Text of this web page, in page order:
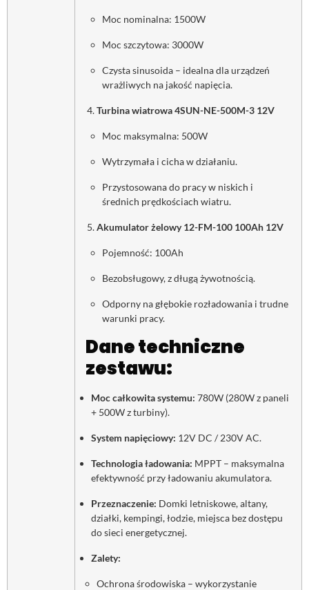
Moc nominalna: 1500W
Moc szczytowa: 3000W
Czysta sinusoida – idealna dla urządzeń
wrażliwych na jakość napięcia.
Turbina wiatrowa 4SUN-NE-500M-3 12V
Moc maksymalna: 500W
Wytrzymała i cicha w działaniu.
Przystosowana do pracy w niskich i
średnich prędkościach wiatru.
Akumulator żelowy 12-FM-100 100Ah 12V
Pojemność: 100Ah
Bezobsługowy, z długą żywotnością.
Odporny na głębokie rozładowania i trudne
warunki pracy.
Dane techniczne
zestawu:
Moc całkowita systemu: 780W (280W z paneli
+ 500W z turbiny).
System napięciowy: 12V DC / 230V AC.
Technologia ładowania: MPPT – maksymalna
efektywność przy ładowaniu akumulatora.
Przeznaczenie: Domki letniskowe, altany,
działki, kempingi, łodzie, miejsca bez dostępu
do sieci energetycznej.
Zalety:
Ochrona środowiska – wykorzystanie